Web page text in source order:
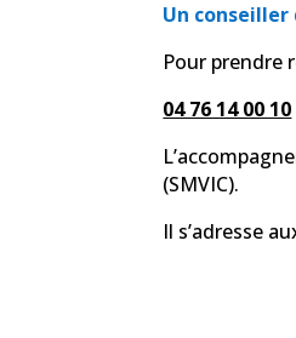
Un conseiller
Pour prendre
04 76 14 00 10
(SMVIC).
Il s’adresse